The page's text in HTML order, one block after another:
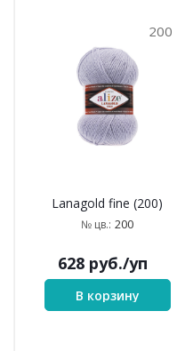
200
Lanagold fine (200)
№ цв.: 200
628 руб./уп
В корзину